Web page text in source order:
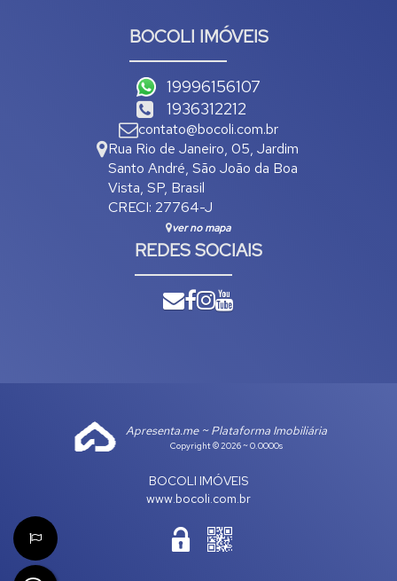
BOCOLI IMÓVEIS
19996156107
1936312212
contato@bocoli.com.br
Rua Rio de Janeiro, 05, Jardim
Santo André, São João da Boa
Vista, SP, Brasil
CRECI: 27764-J
ver no mapa
REDES SOCIAIS
Apresenta.me ~ Plataforma Imobiliária
Copyright © 2026 ~ 0.0000s
BOCOLI IMÓVEIS
www.bocoli.com.br